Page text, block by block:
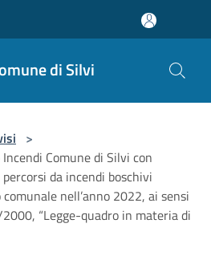
di Silvi
>
Comune di Silvi con
da incendi boschivi
nell’anno 2022, ai sensi
“Legge-quadro in materia di